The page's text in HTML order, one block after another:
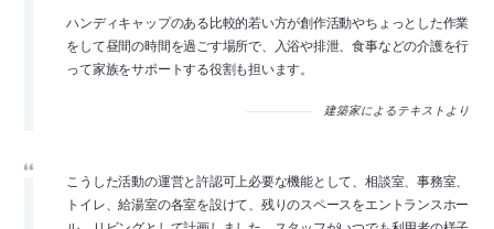
ハンディキャップのある比較的若い方が創作活動やちょっとした作業
をして昼間の時間を過ごす場所で、入浴や排泄、食事などの介護を行
って家族をサポートする役割も担います。
建築家によるテキストより
こうした活動の運営と許認可上必要な機能として、相談室、事務室、
トイレ、給湯室の各室を設けて、残りのスペースをエントランスホー